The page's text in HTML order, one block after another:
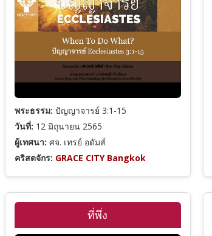
พระธรรม: ปัญญาจารย์ 3:1-15
วันที่: 12 มิถุนายน 2565
ผู้เทศนา: ศจ. เทรย์ อดัมส์
คริสตจักร: GRACE CITY Bangkok
ที่พึ่ง